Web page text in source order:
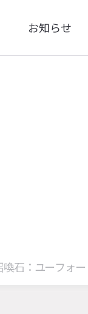
お知らせ
全体
喚石：ユーフォー